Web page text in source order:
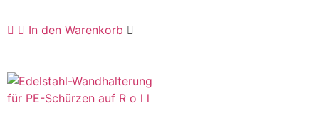
In den Warenkorb